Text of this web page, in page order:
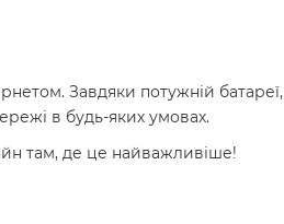
Завдяки потужній батареї,
в будь-яких умовах.
там, де це найважливіше!